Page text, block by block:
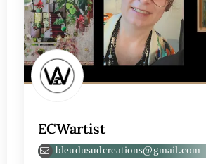
ECWartist
bleudusudcreations@gmail.com